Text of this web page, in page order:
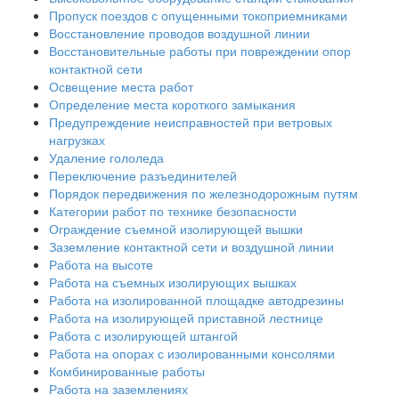
Пропуск поездов с опущенными токоприемниками
Восстановление проводов воздушной линии
Восстановительные работы при повреждении опор
контактной сети
Освещение места работ
Определение места короткого замыкания
Предупреждение неисправностей при ветровых
нагрузках
Удаление гололеда
Переключение разъединителей
Порядок передвижения по железнодорожным путям
Категории работ по технике безопасности
Ограждение съемной изолирующей вышки
Заземление контактной сети и воздушной линии
Работа на высоте
Работа на съемных изолирующих вышках
Работа на изолированной площадке автодрезины
Работа на изолирующей приставной лестнице
Работа с изолирующей штангой
Работа на опорах с изолированными консолями
Комбинированные работы
Работа на заземлениях